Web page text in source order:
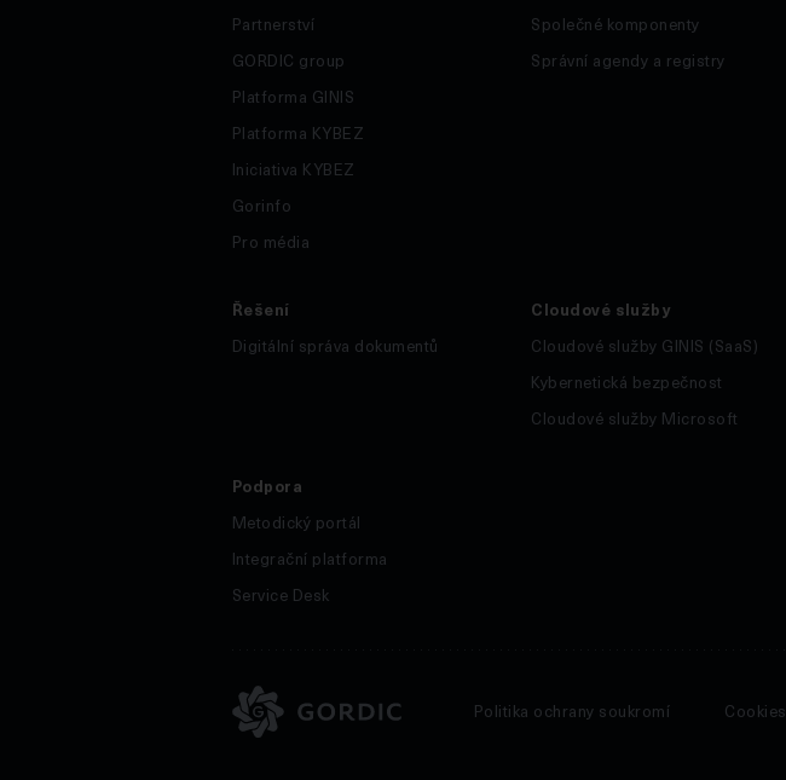
Partnerství
GORDIC group
Platforma GINIS
Platforma KYBEZ
Iniciativa KYBEZ
Gorinfo
Pro média
Společné komponenty
Správní agendy a registry
Řešení
Digitální správa dokumentů
Cloudové služby
Cloudové služby GINIS (SaaS)
Kybernetická bezpečnost
Cloudové služby Microsoft
Podpora
Metodický portál
Integrační platforma
Service Desk
Politika ochrany soukromí Cookies